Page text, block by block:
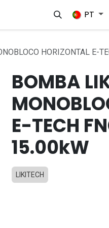
Empregos
PT
HORIZONTAL E-
BOMBA
E-TECH
15.00kW
LIKITECH